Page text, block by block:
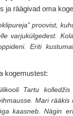
ja räägivad oma
proovist,
varjukülgedest.
Eriti
kogemustest:
Tartu
Mari
kaasneb. Nägin